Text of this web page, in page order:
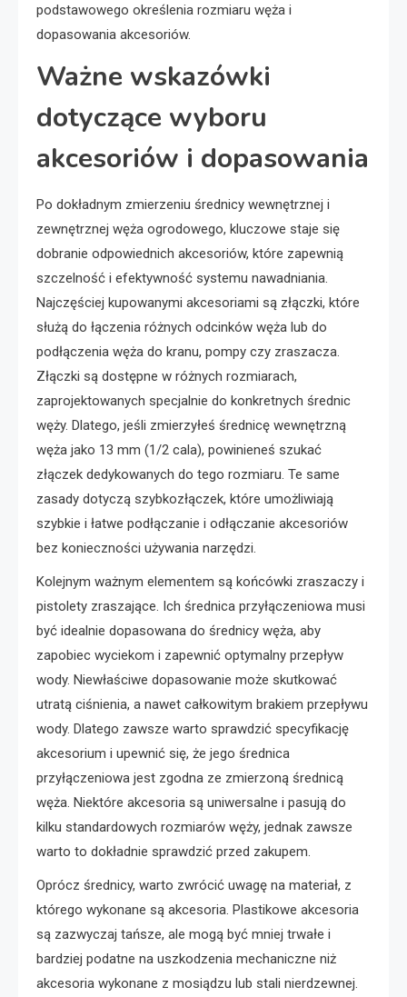
podstawowego określenia rozmiaru węża i
dopasowania akcesoriów.
Ważne wskazówki
dotyczące wyboru
akcesoriów i dopasowania
Po dokładnym zmierzeniu średnicy wewnętrznej i
zewnętrznej węża ogrodowego, kluczowe staje się
dobranie odpowiednich akcesoriów, które zapewnią
szczelność i efektywność systemu nawadniania.
Najczęściej kupowanymi akcesoriami są złączki, które
służą do łączenia różnych odcinków węża lub do
podłączenia węża do kranu, pompy czy zraszacza.
Złączki są dostępne w różnych rozmiarach,
zaprojektowanych specjalnie do konkretnych średnic
węży. Dlatego, jeśli zmierzyłeś średnicę wewnętrzną
węża jako 13 mm (1/2 cala), powinieneś szukać
złączek dedykowanych do tego rozmiaru. Te same
zasady dotyczą szybkozłączek, które umożliwiają
szybkie i łatwe podłączanie i odłączanie akcesoriów
bez konieczności używania narzędzi.
Kolejnym ważnym elementem są końcówki zraszaczy i
pistolety zraszające. Ich średnica przyłączeniowa musi
być idealnie dopasowana do średnicy węża, aby
zapobiec wyciekom i zapewnić optymalny przepływ
wody. Niewłaściwe dopasowanie może skutkować
utratą ciśnienia, a nawet całkowitym brakiem przepływu
wody. Dlatego zawsze warto sprawdzić specyfikację
akcesorium i upewnić się, że jego średnica
przyłączeniowa jest zgodna ze zmierzoną średnicą
węża. Niektóre akcesoria są uniwersalne i pasują do
kilku standardowych rozmiarów węży, jednak zawsze
warto to dokładnie sprawdzić przed zakupem.
Oprócz średnicy, warto zwrócić uwagę na materiał, z
którego wykonane są akcesoria. Plastikowe akcesoria
są zazwyczaj tańsze, ale mogą być mniej trwałe i
bardziej podatne na uszkodzenia mechaniczne niż
akcesoria wykonane z mosiądzu lub stali nierdzewnej.